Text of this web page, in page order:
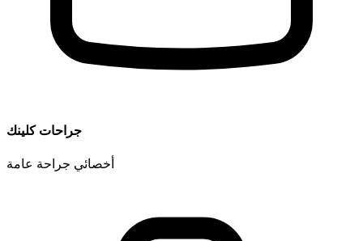
جراحات كلينك
أخصائي جراحة عامة